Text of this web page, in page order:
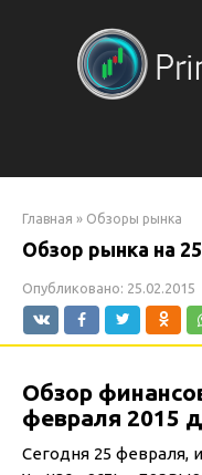
Главная » Обзоры рынка
Обзор рынка на
Опубликовано: 25.02.2015
Обзор
февраля 2015
Сегодня 25 февраля,